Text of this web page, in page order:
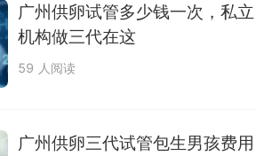
广州供卵试管多少钱一次，私立
机构做三代在这
59 人阅读
广州供卵三代试管包生男孩费用